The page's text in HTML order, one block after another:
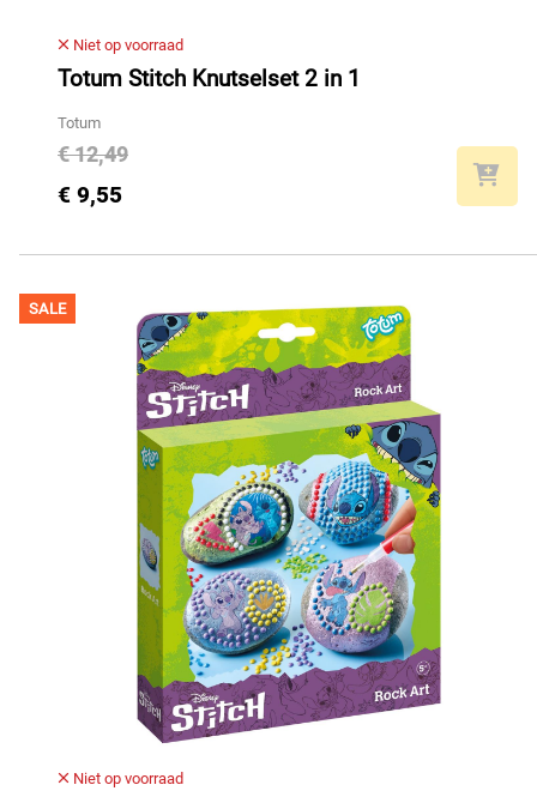
Niet op voorraad
Totum Stitch Knutselset 2 in 1
Totum
€ 12,49
€ 9,55
SALE
Niet op voorraad